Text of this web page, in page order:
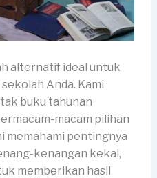
alternatif ideal untuk
Anda. Kami
buku tahunan
macam pilihan
memahami pentingnya
kenangan kekal,
memberikan hasil